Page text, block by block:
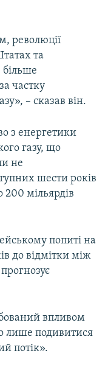
революції
та
більше
частку
– сказав він.
з енергетики
газу, що
не
шести років
200 мільярдів
попиті на
до відмітки між
впливом
лише подивитися
потік».